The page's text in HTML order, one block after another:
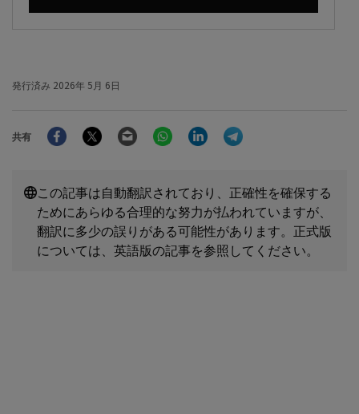
発行済み 2026年 5月 6日
共有
FacebookTwitter Email WhatsAppLinkedIn
この記事は自動翻訳されており、正確性を確保する
ためにあらゆる合理的な努力が払われていますが、
翻訳に多少の誤りがある可能性があります。正式版
については、英語版の記事を参照してください。